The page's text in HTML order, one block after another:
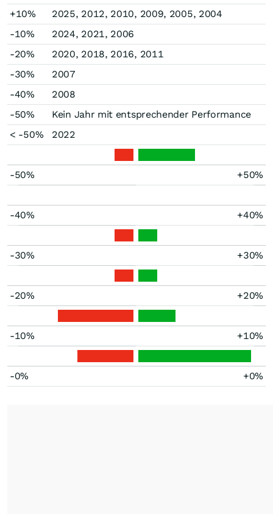
+10%
2025, 2012, 2010, 2009, 2005, 2004
-10%
2024, 2021, 2006
-20%
2020, 2018, 2016, 2011
-30%
2007
-40%
2008
-50%
Kein Jahr mit entsprechender Performance
< -50%
2022
-50% +50%
-40% +40%
-30% +30%
-20% +20%
-10% +10%
-0% +0%